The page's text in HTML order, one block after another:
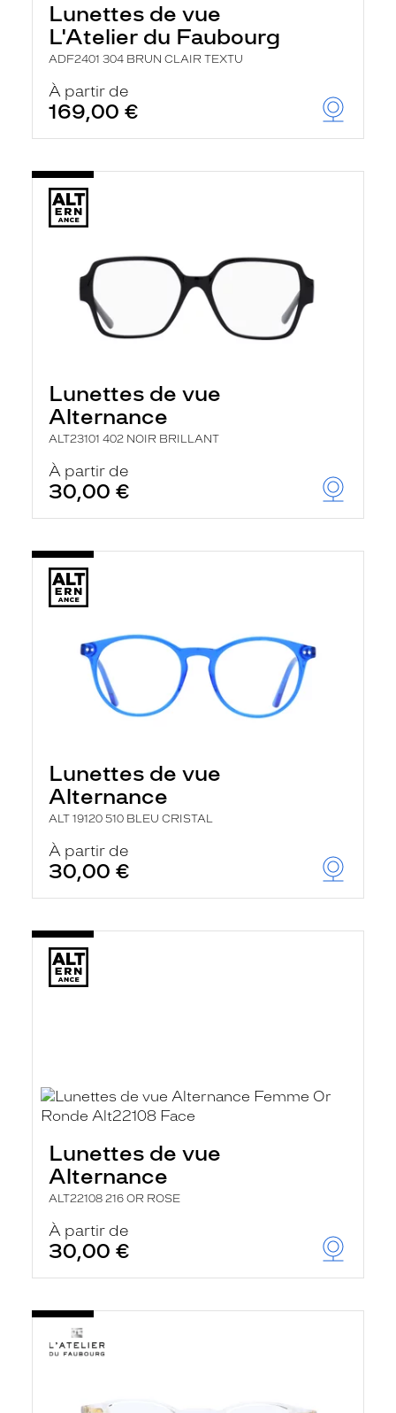
Lunettes de vue
L'Atelier du Faubourg
ADF2401 304 BRUN CLAIR TEXTU
À partir de
169,00 €
Lunettes de vue
Alternance
ALT23101 402 NOIR BRILLANT
À partir de
30,00 €
Lunettes de vue
Alternance
ALT 19120 510 BLEU CRISTAL
À partir de
30,00 €
Lunettes de vue
Alternance
ALT22108 216 OR ROSE
À partir de
30,00 €